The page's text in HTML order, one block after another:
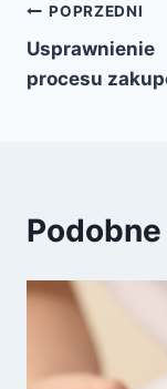
POPRZEDNI
Usprawnienie
procesu